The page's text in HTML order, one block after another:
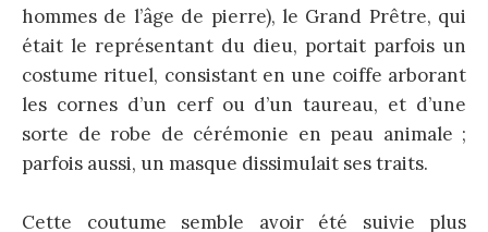
hommes de l’âge de pierre), le Grand Prêtre, qui
était le représentant du dieu, portait parfois un
costume rituel, consistant en une coiffe arborant
les cornes d’un cerf ou d’un taureau, et d’une
sorte de robe de cérémonie en peau animale ;
parfois aussi, un masque dissimulait ses traits.
Cette coutume semble avoir été suivie plus